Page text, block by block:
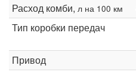
Расход комби, л на 100 км
Тип коробки передач
Привод